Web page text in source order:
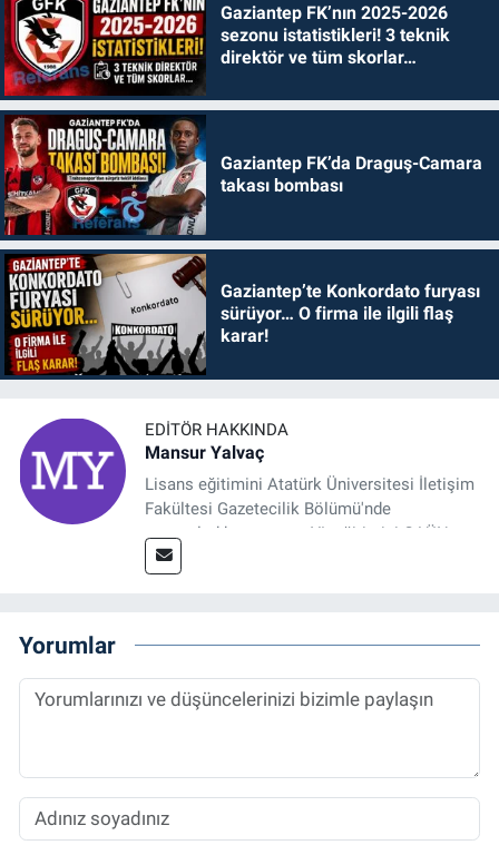
Gaziantep FK’nın 2025-2026
sezonu istatistikleri! 3 teknik
direktör ve tüm skorlar…
Gaziantep FK’da Draguş-Camara
takası bombası
Gaziantep’te Konkordato furyası
sürüyor… O firma ile ilgili flaş
karar!
EDITÖR HAKKINDA
Mansur Yalvaç
Lisans eğitimini Atatürk Üniversitesi İletişim
Fakültesi Gazetecilik Bölümü'nde
tamamladıktan sonra, YL eğitimini GAÜN
Sosyal Bilimler Enstitüsü'nde İletişim ve T. D.
Spor, Sağlık ve Ekonomi Editörü olarak
sürdürmektedir.
Yorumlar